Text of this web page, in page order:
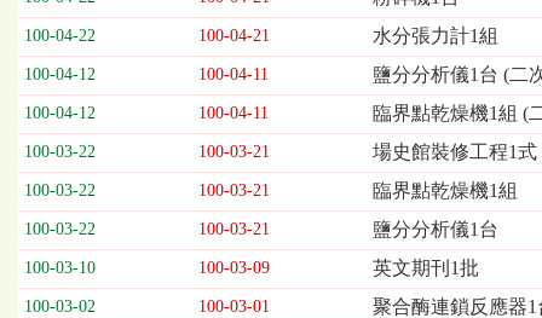
標
採
購
列
表，
欄
位
依
序
開
標
100-04-22 100-04-21 水分張力計1組
100-04-12 100-04-11 鹽分分析儀1台 (二
100-04-12 100-04-11 臨界點乾燥機1組 (
100-03-22 100-03-21 場史館裝修工程1式
100-03-22 100-03-21 臨界點乾燥機1組
100-03-22 100-03-21 鹽分分析儀1台
100-03-10 100-03-09 英文期刊1批
100-03-02 100-03-01 聚合酶連鎖反應器1